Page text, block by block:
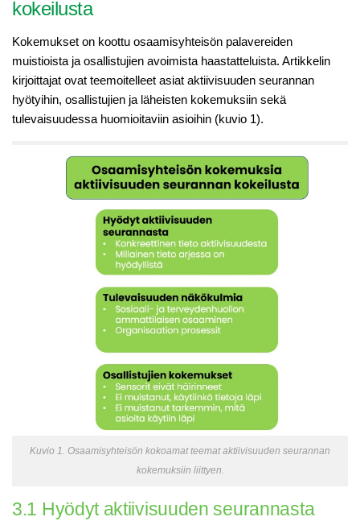
kokeilusta
Kokemukset on koottu osaamisyhteisön palavereiden
muistioista ja osallistujien avoimista haastatteluista. Artikkelin
kirjoittajat ovat teemoitelleet asiat aktiivisuuden seurannan
hyötyihin, osallistujien ja läheisten kokemuksiin sekä
tulevaisuudessa huomioitaviin asioihin (kuvio 1).
Kuvio 1. Osaamisyhteisön kokoamat teemat aktiivisuuden seurannan
kokemuksiin liittyen.
3.1 Hyödyt aktiivisuuden seurannasta